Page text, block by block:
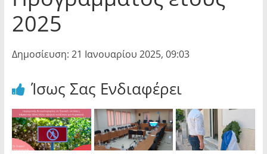
2025
Δημοσίευση: 21 Ιανουαρίου 2025, 09:03
Ίσως Σας Ενδιαφέρει